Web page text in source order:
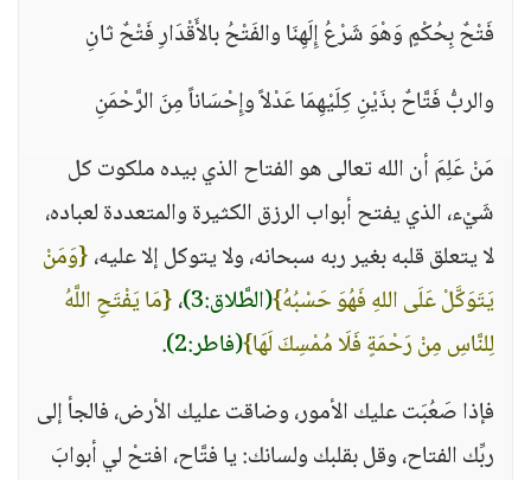
فَتْحٌ بِحُكْمٍ وَهْوَ شَرْعُ إِلَهِنَا والفَتْحُ بالأَقْدَارِ فَتْحٌ ثانِ
والربُّ فَتَّاحٌ بذَيْنِ كِلَيْهِمَا عَدْلاً وإِحْسَاناً مِنَ الرَّحْمَنِ
مَنْ عَلِمَ أن الله تعالى هو الفتاح الذي بيده ملكوت كل
شَيْء، الذي يفتح أبواب الرزق الكثيرة والمتعددة لعباده،
لا يتعلق قلبه بغير ربه سبحانه، ولا يتوكل إلا عليه،{وَمَنْ
يَتَوَكَّلْ عَلَى اللهِ فَهُوَ حَسْبُهُ}(الطَّلاق:3) ،{مَا يَفْتَحِ اللَّهُ
لِلنَّاسِ مِنْ رَحْمَةٍ فَلَا مُمْسِكَ لَهَا}(فاطر:2) .
فإذا صَعُبَت عليك الأمور، وضاقت عليك الأرض، فالجأ إلى
ربِّك الفتاح، وقل بقلبك ولسانك: يا فتَّاح، افتحْ لي أبوابَ